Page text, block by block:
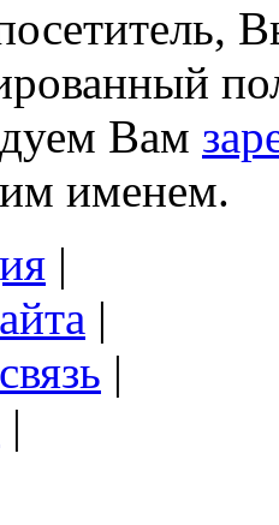
Вам
именем.
|
|
|
|